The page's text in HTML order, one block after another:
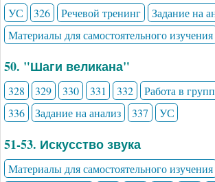
УС
326 Речевой тренинг Задание на
Материалы для самостоятельного изучения
50. "Шаги великана"
328 329 330 331 332 Работа в
336
Задание на анализ 337 УС
51-53. Искусство звука
Материалы для самостоятельного изучения